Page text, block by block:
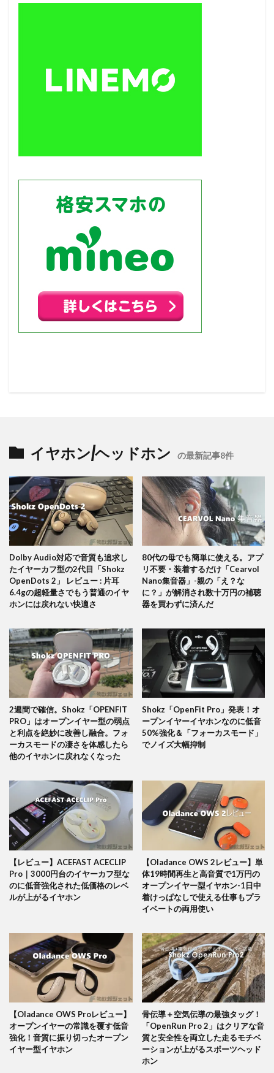
イヤホン/ヘッドホン の最新記事8件
Dolby Audio対応で音質も追求し
たイヤーカフ型の2代目「Shokz
OpenDots 2」 レビュー : 片耳
6.4gの超軽量さでもう普通のイヤ
ホンには戻れない快適さ
80代の母でも簡単に使える。アプ
リ不要・装着するだけ「Cearvol
Nano集音器」-親の「え？な
に？」が解消され数十万円の補聴
器を買わずに済んだ
2週間で確信。Shokz「OPENFIT
PRO」はオープンイヤー型の弱点
と利点を絶妙に改善し融合。フォ
ーカスモードの凄さを体感したら
他のイヤホンに戻れなくなった
Shokz「OpenFit Pro」発表！オ
ープンイヤーイヤホンなのに低音
50%強化＆「フォーカスモード」
でノイズ大幅抑制
【レビュー】ACEFAST ACECLIP
Pro｜3000円台のイヤーカフ型な
のに低音強化された低価格のレベ
ルが上がるイヤホン
【Oladance OWS 2レビュー】単
体19時間再生と高音質で1万円の
オープンイヤー型イヤホン-1日中
着けっぱなしで使える仕事もプラ
イベートの両用使い
【Oladance OWS Proレビュー】
オープンイヤーの常識を覆す低音
強化！音質に振り切ったオープン
イヤー型イヤホン
骨伝導＋空気伝導の最強タッグ！
「OpenRun Pro 2」はクリアな音
質と安全性を両立した走るモチベ
ーションが上がるスポーツヘッド
ホン